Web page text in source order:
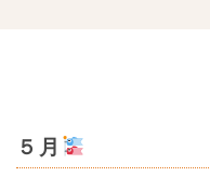
５月